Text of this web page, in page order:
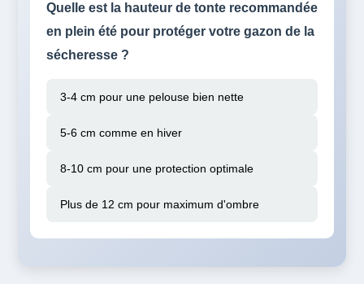
Quelle est la hauteur de tonte recommandée
en plein été pour protéger votre gazon de la
sécheresse ?
3-4 cm pour une pelouse bien nette
5-6 cm comme en hiver
8-10 cm pour une protection optimale
Plus de 12 cm pour maximum d'ombre